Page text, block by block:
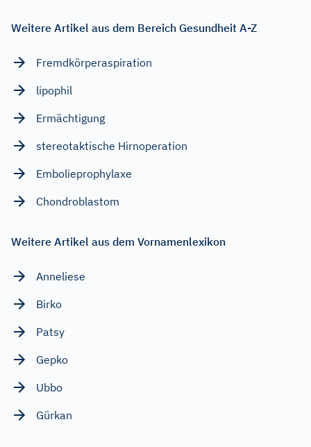
Weitere Artikel aus dem Bereich Gesundheit A-Z
Fremdkörperaspiration
lipophil
Ermächtigung
stereotaktische Hirnoperation
Embolieprophylaxe
Chondroblastom
Weitere Artikel aus dem Vornamenlexikon
Anneliese
Birko
Patsy
Gepko
Ubbo
Gürkan